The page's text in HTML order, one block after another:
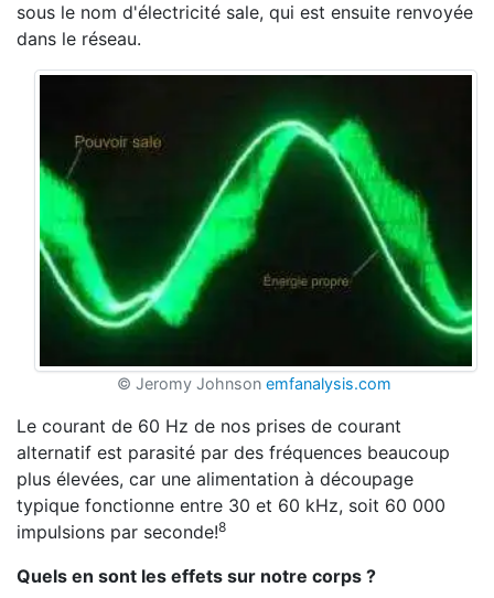
sous le nom d'électricité sale, qui est ensuite renvoyée
dans le réseau.
© Jeromy Johnson emfanalysis.com
Le courant de 60 Hz de nos prises de courant
alternatif est parasité par des fréquences beaucoup
plus élevées, car une alimentation à découpage
typique fonctionne entre 30 et 60 kHz, soit 60 000
impulsions par seconde!8
Quels en sont les effets sur notre corps ?